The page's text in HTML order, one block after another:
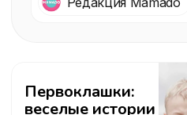
Первоклашки:
веселые истории